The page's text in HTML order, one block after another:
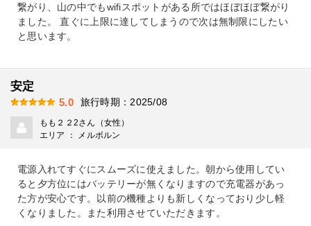
繋がり、山の中でもwifiスポットがある所ではほぼほぼ繋がり
ました。 直ぐに上限に達してしまうので次は無制限にしたい
と思います。
安定
5.0 旅行時期：2025/08
もも２２2さん（女性）
エリア ： メルボルン
電源入れてすぐにスムーズに使えました。朝から使用してい
ると夕方位にはバッテリーが無くなりますので充電器があっ
た方が安心です。以前の機種よりも新しくなっており少し軽
くなりました。また利用させていただきます。